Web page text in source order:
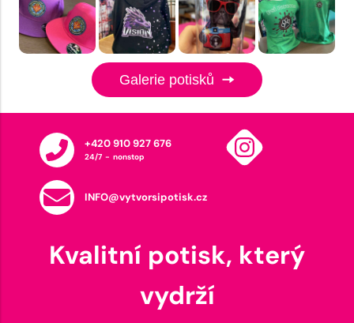
Galerie potisků
+420 910 927 676
24/7 - nonstop
INFO@vytvorsipotisk.cz
Kvalitní potisk, který
vydrží